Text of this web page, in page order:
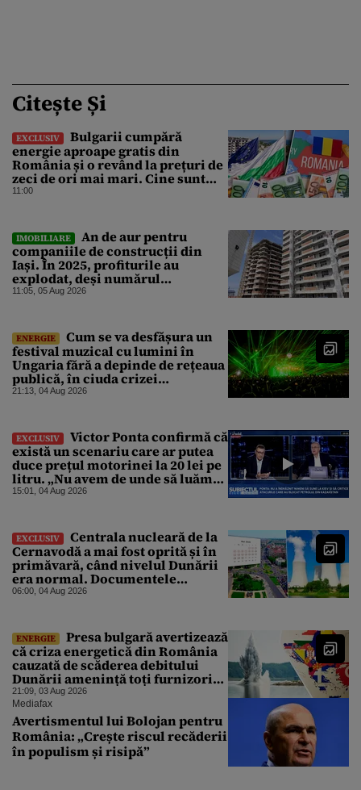
Citește Și
EXCLUSIV
Bulgarii cumpără
energie aproape gratis din
România și o revând la prețuri de
zeci de ori mai mari. Cine sunt
noii „băieți deștepți” din energie
11:00
IMOBILIARE
An de aur pentru
companiile de construcții din
Iași. În 2025, profiturile au
explodat, deși numărul
angajaților a scăzut
11:05, 05 Aug 2026
ENERGIE
Cum se va desfășura un
festival muzical cu lumini în
Ungaria fără a depinde de rețeaua
publică, în ciuda crizei
energetice
21:13, 04 Aug 2026
EXCLUSIV
Victor Ponta confirmă că
există un scenariu care ar putea
duce prețul motorinei la 20 lei pe
litru. „Nu avem de unde să luăm
petrol”
15:01, 04 Aug 2026
EXCLUSIV
Centrala nucleară de la
Cernavodă a mai fost oprită și în
primăvară, când nivelul Dunării
era normal. Documentele
descoperite de Gândul arată că
06:00, 04 Aug 2026
ENERGIE
Presa bulgară avertizează
că criza energetică din România
cauzată de scăderea debitului
Dunării amenință toți furnizorii
balcanici de electricitate
21:09, 03 Aug 2026
Mediafax
Avertismentul lui Bolojan pentru
România: „Crește riscul recăderii
în populism și risipă”